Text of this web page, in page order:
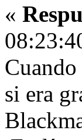
«
si era